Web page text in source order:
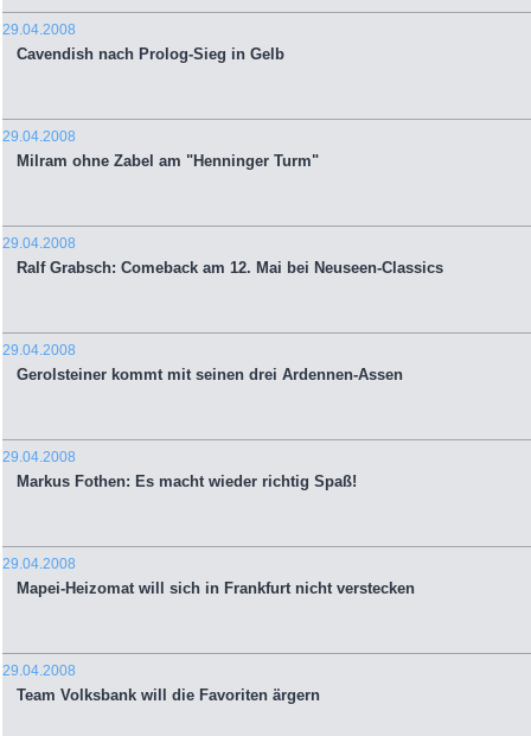
29.04.2008
Cavendish nach Prolog-Sieg in Gelb
29.04.2008
Milram ohne Zabel am "Henninger Turm"
29.04.2008
Ralf Grabsch: Comeback am 12. Mai bei Neuseen-Classics
29.04.2008
Gerolsteiner kommt mit seinen drei Ardennen-Assen
29.04.2008
Markus Fothen: Es macht wieder richtig Spaß!
29.04.2008
Mapei-Heizomat will sich in Frankfurt nicht verstecken
29.04.2008
Team Volksbank will die Favoriten ärgern